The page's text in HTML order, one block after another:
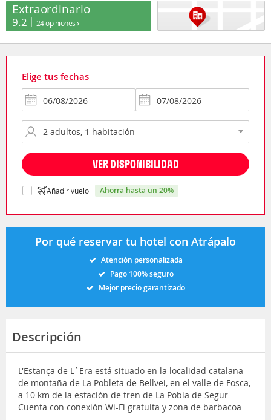
Extraordinario
9.2 24 opiniones
Elige tus fechas
VER DISPONIBILIDAD
Añadir vuelo ahorra hasta un 20%
Por qué reservar tu hotel con Atrápalo
Atención personalizada
Pago 100% seguro
Mejor precio garantizado
Descripción
L'Estança de L`Era está situado en la localidad catalana
de montaña de La Pobleta de Bellvei, en el valle de Fosca,
a 10 km de la estación de tren de La Pobla de Segur
Cuenta con conexión Wi-Fi gratuita y zona de barbacoa